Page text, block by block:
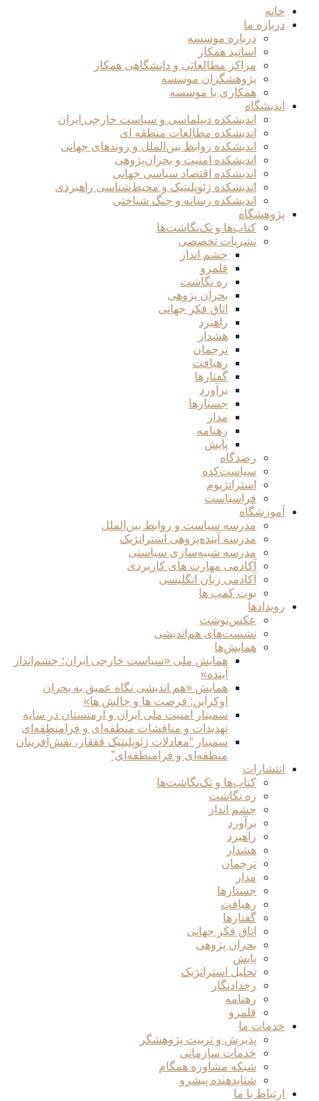
خانه
درباره ما
درباره موسسه
اساتید همکار
مراکز مطالعاتی و دانشگاهی همکار
پژوهشگران موسسه
همکاری با موسسه
اندیشگاه
اندیشکده دیپلماسی و سیاست خارجی ایران
اندیشکده مطالعات منطقه ای
اندیشکده روابط بین‌الملل و روندهای جهانی
اندیشکده امنیت و بحران‌پژوهی
اندیشکده اقتصاد سیاسی جهانی
اندیشکده ژئوپلیتیک و محیط‌شناسی راهبردی
اندیشکده رسانه و جنگ شناختی
پژوهشگاه
کتاب‌ها و تک‌نگاشت‌ها
نشریات تخصصی
چشم انداز
قلمرو
ره نگاشت
بحران پژوهی
اتاق فکر جهانی
راهبرد
هشدار
ترجمان
رهیافت
گفتارها
برآورد
جستارها
مدار
رهنامه
پایش
رصدگاه
سیاست‌کده
استراتژیوم
فراسیاست
آموزشگاه
مدرسه سیاست و روابط بین‌الملل
مدرسه آینده‌پژوهی استراتژیک
مدرسه شبیه‌سازی سیاستی
آکادمی مهارت های کاربردی
آکادمی زبان انگلیسی
بوت کمپ ها
رویدادها
عکس‌نوشت
نشست‌های هم‌اندیشی
همایش‌ها
همایش ملی «سیاست خارجی ایران؛ چشم‌انداز
آینده»
همایش «هم اندیشی نگاه عمیق به بحران
اوکراین: فرصت ها و چالش ها»
سمینار امنیت ملی ایران و ارمنستان در سایه
تهدیدات و مناقشات منطقه‌ای و فرامنطقه‌ای
سمینار “معادلات ژئوپلیتیک قفقاز، نقش‌آفرینان
منطقه‌ای و فرامنطقه‌ای”
انتشارات
کتاب‌ها و تک‌نگاشت‌ها
ره نگاشت
چشم انداز
برآورد
راهبرد
هشدار
ترجمان
مدار
جستارها
رهیافت
گفتارها
اتاق فکر جهانی
بحران پژوهی
پایش
تحلیل استراتژیک
رخدادنگار
رهنامه
قلمرو
خدمات ما
پذیرش و تربیت پژوهشگر
خدمات سازمانی
شبکه مشاوره همگام
شتابدهنده پیشرو
ارتباط با ما